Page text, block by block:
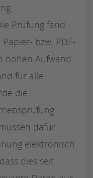
Prüfung fand
bzw. PDF-
hohen Aufwand
für alle
die
dafür
elektronisch
dies seit